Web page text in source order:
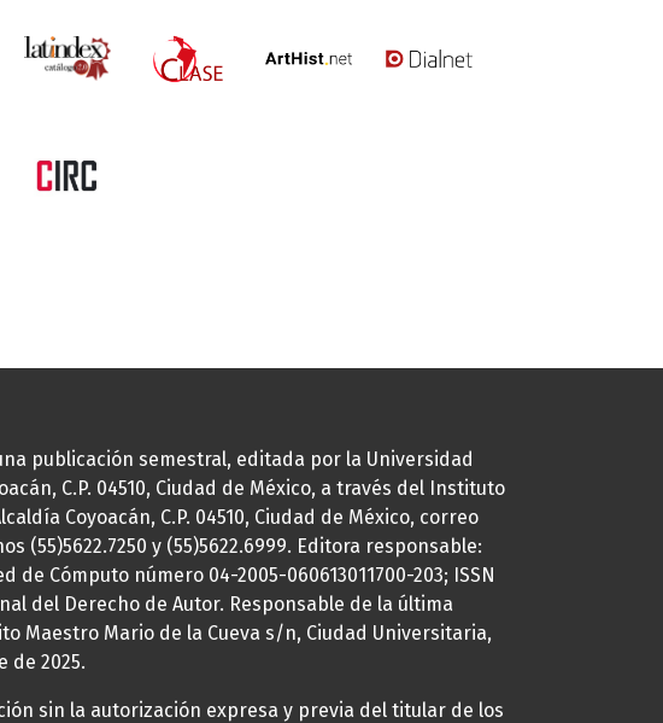
publicación semestral, editada por la Universidad
C.P. 04510, Ciudad de México, a través del Instituto
Coyoacán, C.P. 04510, Ciudad de México, correo
(55)5622.7250 y (55)5622.6999. Editora responsable:
Cómputo número 04-2005-060613011700-203; ISSN
del Derecho de Autor. Responsable de la última
Maestro Mario de la Cueva s/n, Ciudad Universitaria,
de 2025.
sin la autorización expresa y previa del titular de los